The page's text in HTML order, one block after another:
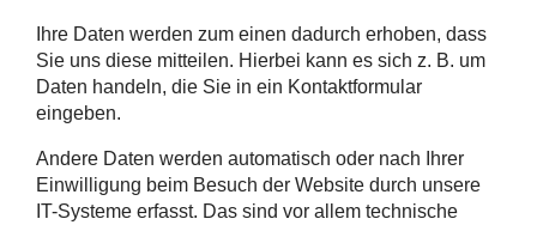
Ihre Daten werden zum einen dadurch erhoben, dass
Sie uns diese mitteilen. Hierbei kann es sich z. B. um
Daten handeln, die Sie in ein Kontaktformular
eingeben.
Andere Daten werden automatisch oder nach Ihrer
Einwilligung beim Besuch der Website durch unsere
IT-Systeme erfasst. Das sind vor allem technische